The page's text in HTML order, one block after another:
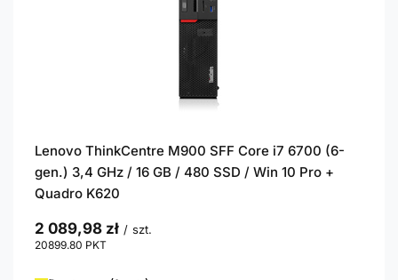
Lenovo ThinkCentre M900 SFF Core i7 6700 (6-
gen.) 3,4 GHz / 16 GB / 480 SSD / Win 10 Pro +
Quadro K620
2 089,98 zł / szt.
20899.80 PKT